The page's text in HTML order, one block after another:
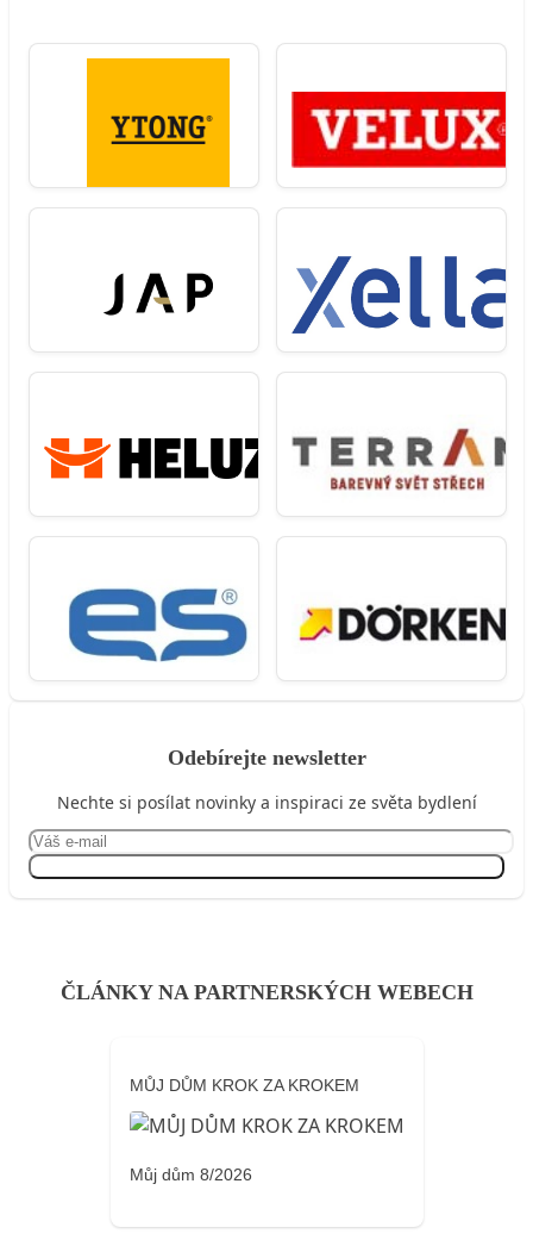
Odebírejte newsletter
Nechte si posílat novinky a inspiraci ze světa bydlení
ČLÁNKY NA PARTNERSKÝCH WEBECH
MŮJ DŮM KROK ZA KROKEM
Můj dům 8/2026